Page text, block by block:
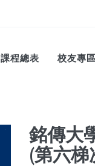
課程總表 校友專區
銘傳大
(第六梯